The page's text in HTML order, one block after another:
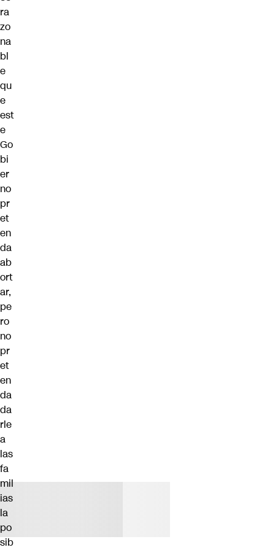
ra
zo
na
bl
e
qu
e
est
e
Go
bi
er
no
pr
et
en
da
ab
ort
ar,
pe
ro
no
pr
et
en
da
da
rle
a
las
fa
mil
ias
la
po
sib